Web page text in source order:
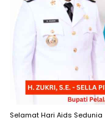
Selamat Hari Aids Sedunia